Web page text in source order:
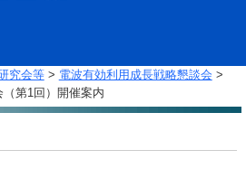
究会等> 電波有効利用成長戦略懇談会 >
第1回）開催案内